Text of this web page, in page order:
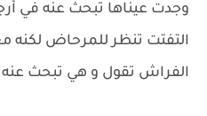
وجدت عيناها تبحث عنه في
التفتت تنظر للمرحاض
الفراش تقول و هي تبحث عنه